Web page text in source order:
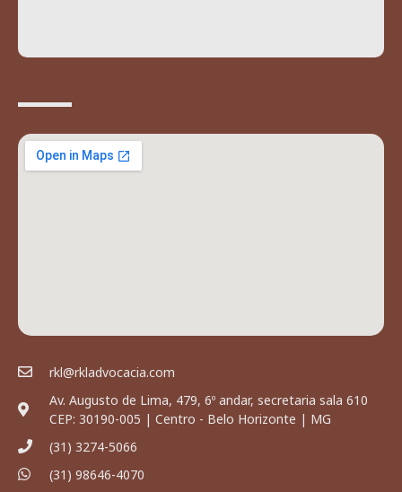
rkl@rkladvocacia.com
Av. Augusto de Lima, 479, 6º andar, secretaria sala 610
CEP: 30190-005 | Centro - Belo Horizonte | MG
(31) 3274-5066
(31) 98646-4070